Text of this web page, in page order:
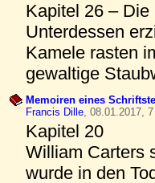
Kapitel 26 –
Unterdessen
Kamele rasten
gewaltige
Memoiren eines
Francis Dille, 08.01.2017,
Kapitel 20
William Carters
wurde in den